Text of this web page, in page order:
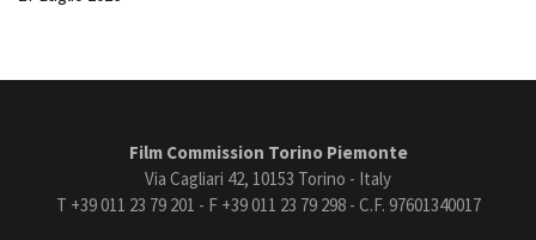
Film Commission Torino Piemonte
Via Cagliari 42, 10153 Torino - Italy
T +39 011 23 79 201 - F +39 011 23 79 298 - C.F. 97601340017